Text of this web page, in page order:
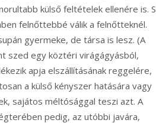
külső feltételek ellenére is. S
felnőttebbé válik a felnőtteknél.
gyermeke, de társa is lesz. (A
szed egy köztéri virágágyásból,
apja elszállításának reggelére,
a külső kényszer hatására vagy
sajátos méltósággal teszi azt. A
pedig, az utóbbi javára,